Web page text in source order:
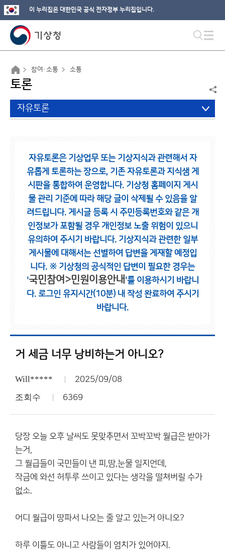
이 누리집은 대한민국 공식 전자정부 누리집입니다.
참여·소통 소통
토론
자유토론
자유토론은 기상업무 또는 기상지식과 관련해서 자
유롭게 토론하는 장으로, 기존 자유토론과 지식샘 게
시판을 통합하여 운영합니다. 기상청 홈페이지 게시
물 관리 기준에 따라 해당 글이 삭제될 수 있음을 알
려드립니다. 게시글 등록 시 주민등록번호와 같은 개
인정보가 포함될 경우 개인정보 노출 위험이 있으니
유의하여 주시기 바랍니다. 기상지식과 관련한 일부
게시물에 대해서는 선별하여 답변을 게재할 예정입
니다. ※ 기상청의 공식적인 답변이 필요한 경우는
'국민참여>민원이용안내 '를 이용하시기 바랍니
다. 로그인 유지시간(10분) 내 작성 완료하여 주시기
바랍니다.
거 세금 너무 낭비하는거 아니오?
Will***** 2025/09/08
조회수 6369
당장 오늘 오후 날씨도 못맞추면서 꼬박꼬박 월급은 받아가
는거,
그 월급들이 국민들이 낸 피,땀,눈물 일지언데,
작금에 와선 허투루 쓰이고 있다는 생각을 떨쳐버릴 수가
없소.
어디 월급이 땅파서 나오는 줄 알고 있는거 아니오?
하루 이틀도 아니고 사람들이 염치가 있어야지.